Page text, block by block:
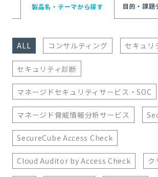
製品名・テーマから探す 目的・課題
ALL コンサルティング セキュリ
セキュリティ診断
マネージドセキュリティサービス・SOC
マネージド脅威情報分析サービス
SecureCube Access Check
Cloud Auditor by Access Check ク